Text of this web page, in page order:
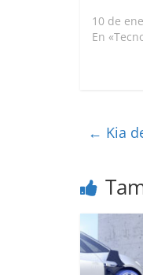
10 de
En
← Kia